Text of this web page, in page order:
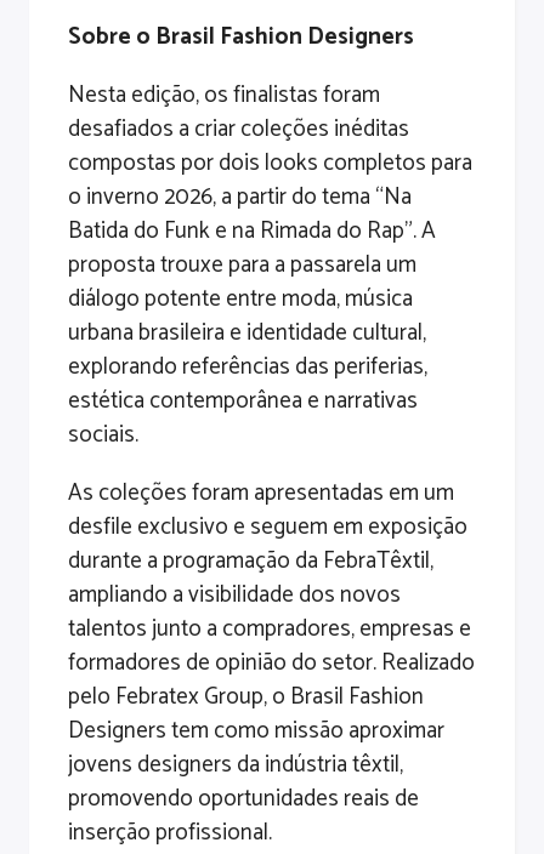
Sobre o Brasil Fashion Designers
Nesta edição, os finalistas foram
desafiados a criar coleções inéditas
compostas por dois looks completos para
o inverno 2026, a partir do tema “Na
Batida do Funk e na Rimada do Rap”. A
proposta trouxe para a passarela um
diálogo potente entre moda, música
urbana brasileira e identidade cultural,
explorando referências das periferias,
estética contemporânea e narrativas
sociais.
As coleções foram apresentadas em um
desfile exclusivo e seguem em exposição
durante a programação da FebraTêxtil,
ampliando a visibilidade dos novos
talentos junto a compradores, empresas e
formadores de opinião do setor. Realizado
pelo Febratex Group, o Brasil Fashion
Designers tem como missão aproximar
jovens designers da indústria têxtil,
promovendo oportunidades reais de
inserção profissional.